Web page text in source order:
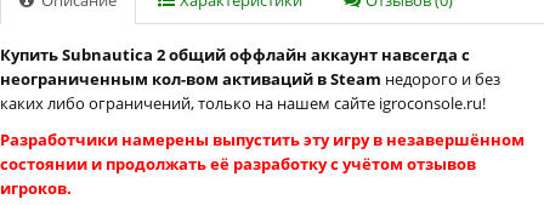
Купить Subnautica 2 общий оффлайн аккаунт навсегда с
неограниченным кол-вом активаций в Steam недорого и без
каких либо ограничений, только на нашем сайте igroconsole.ru!
Разработчики намерены выпустить эту игру в незавершённом
состоянии и продолжать её разработку с учётом отзывов
игроков.